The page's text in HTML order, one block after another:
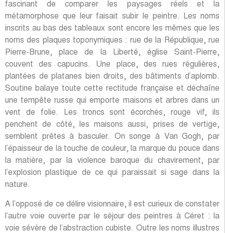
fascinant de comparer les paysages réels et la
métamorphose que leur faisait subir le peintre. Les noms
inscrits au bas des tableaux sont encore les mêmes que les
noms des plaques toponymiques : rue de la République, rue
Pierre-Brune, place de la Liberté, église Saint-Pierre,
couvent des capucins. Une place, des rues régulières,
plantées de platanes bien droits, des bâtiments d’aplomb.
Soutine balaye toute cette rectitude française et déchaîne
une tempête russe qui emporte maisons et arbres dans un
vent de folie. Les troncs sont écorchés, rouge vif, ils
penchent de côté, les maisons aussi, prises de vertige,
semblent prêtes à basculer. On songe à Van Gogh, par
l’épaisseur de la touche de couleur, la marque du pouce dans
la matière, par la violence baroque du chavirement, par
l’explosion plastique de ce qui paraissait si sage dans la
nature.
A l’opposé de ce délire visionnaire, il est curieux de constater
l’autre voie ouverte par le séjour des peintres à Céret : la
voie sévère de l’abstraction cubiste. Outre les noms illustres